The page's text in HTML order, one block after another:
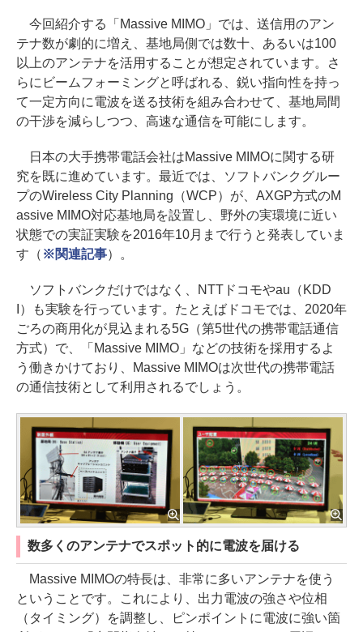
今回紹介する「Massive MIMO」では、送信用のアン
テナ数が劇的に増え、基地局側では数十、あるいは100
以上のアンテナを活用することが想定されています。さ
らにビームフォーミングと呼ばれる、鋭い指向性を持っ
て一定方向に電波を送る技術を組み合わせて、基地局間
の干渉を減らしつつ、高速な通信を可能にします。
日本の大手携帯電話会社はMassive MIMOに関する研
究を既に進めています。最近では、ソフトバンクグルー
プのWireless City Planning（WCP）が、AXGP方式のM
assive MIMO対応基地局を設置し、野外の実環境に近い
状態での実証実験を2016年10月まで行うと発表していま
す（ ※関連記事）。
ソフトバンクだけではなく、NTTドコモやau（KDD
I）も実験を行っています。たとえばドコモでは、2020年
ごろの商用化が見込まれる5G（第5世代の携帯電話通信
方式）で、「Massive MIMO」などの技術を採用するよ
う働きかけており、Massive MIMOは次世代の携帯電話
の通信技術として利用されるでしょう。
数多くのアンテナでスポット的に電波を届ける
Massive MIMOの特長は、非常に多いアンテナを使う
ということです。これにより、出力電波の強さや位相
（タイミング）を調整し、ピンポイントに電波に強い箇